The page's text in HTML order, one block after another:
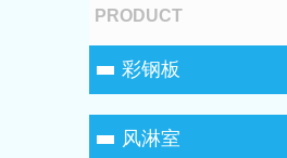
PRODUCT
彩钢板
风淋室